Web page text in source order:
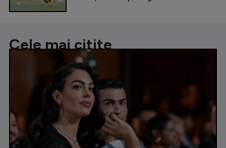
Cele mai citite